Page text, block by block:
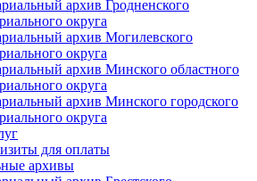
архив Гродненского
округа
архив Могилевского
округа
архив Минского областного
округа
архив Минского городского
округа
для оплаты
архивы